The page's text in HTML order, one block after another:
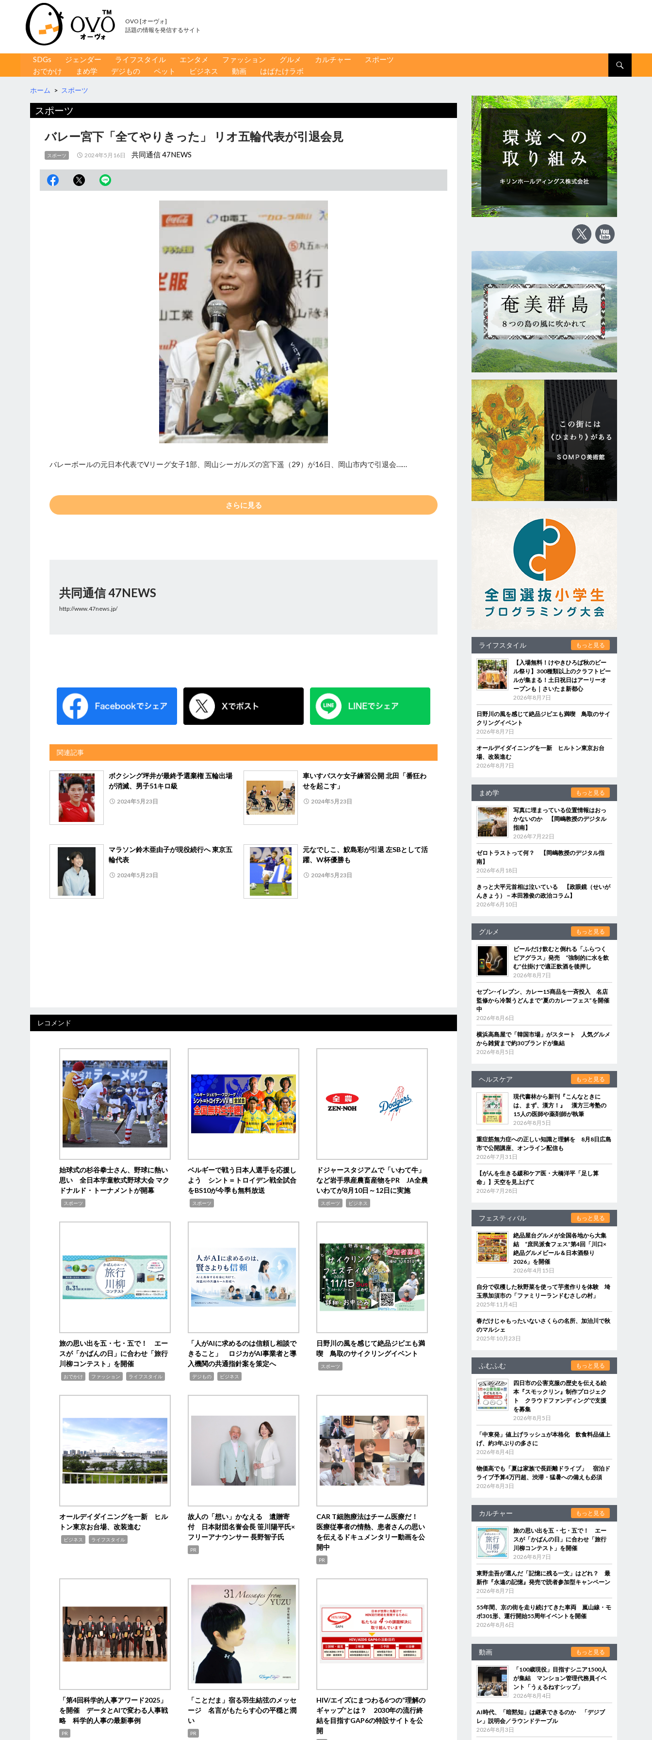
OVO [オーヴォ]
話題の情報を発信するサイト
コンテンツへ移動
SDGs ジェンダー ライフスタイル エンタメ ファッション グルメ カルチャー
スポーツ
おでかけ
まめ学 デジもの ペット ビジネス 動画 はばたけラボ
ホーム > スポーツ
スポーツ
バレー宮下「全てやりきった」 リオ五輪代表が引退会見
スポーツ 2024年5月16日 共同通信 47NEWS
バレーボールの元日本代表でVリーグ女子1部、岡山シーガルズの宮下遥（29）が16日、岡山市内で引退会……
さらに見る
共同通信 47NEWS
http://www.47news.jp/
関連記事
ボクシング坪井が最終予選棄権 五輪出場
が消滅、男子51キロ級
2024年5月23日
車いすバスケ女子練習公開 北田「番狂わ
せを起こす」
2024年5月23日
マラソン鈴木亜由子が現役続行へ 東京五
輪代表
2024年5月23日
元なでしこ、鮫島彩が引退 左SBとして活
躍、W杯優勝も
2024年5月23日
レコメンド
始球式の杉谷拳士さん、野球に熱い
思い 全日本学童軟式野球大会 マク
ドナルド・トーナメントが開幕
スポーツ
ベルギーで戦う日本人選手を応援し
よう シント＝トロイデン戦全試合
をBS10が今季も無料放送
スポーツ
ドジャースタジアムで「いわて牛」
など岩手県産農畜産物をPR JA全農
いわてが8月10日～12日に実施
スポーツ ビジネス
旅の思い出を五・七・五で！ エー
スが「かばんの日」に合わせ「旅行
川柳コンテスト」を開催
おでかけ ファッション ライフスタイル
「人がAIに求めるのは信頼し相談で
きること」 ロジカがAI事業者と導
入機関の共通指針案を策定へ
デジもの ビジネス
日野川の風を感じて絶品ジビエも満
喫 鳥取のサイクリングイベント
スポーツ
オールデイダイニングを一新 ヒル
トン東京お台場、改装進む
ビジネス ライフスタイル
故人の「想い」かなえる 遺贈寄
付 日本財団名誉会長 笹川陽平氏×
フリーアナウンサー 長野智子氏
PR
CAR T細胞療法はチーム医療だ！
医療従事者の情熱、患者さんの思い
を伝えるドキュメンタリー動画を公
開中
PR
「第4回科学的人事アワード2025」
を開催 データとAIで変わる人事戦
略 科学的人事の最新事例
PR
「ことだま」宿る羽生結弦のメッセ
ージ 名言がもたらす心の平穏と潤
い
PR
HIV/エイズにまつわる6つの“理解の
ギャップ”とは？ 2030年の流行終
結を目指すGAP6の特設サイトを公
開
ライフスタイル もっと見る
【入場無料！けやきひろば秋のビー
ル祭り】300種類以上のクラフトビー
ルが集まる！土日祝日はアーリーオ
ープンも｜さいたま新都心
2026年8月7日
日野川の風を感じて絶品ジビエも満喫 鳥取のサイ
クリングイベント
2026年8月7日
オールデイダイニングを一新 ヒルトン東京お台
場、改装進む
2026年8月7日
まめ学 もっと見る
写真に埋まっている位置情報はおっ
かないのか 【岡嶋教授のデジタル
指南】
2026年7月22日
ゼロトラストって何？ 【岡嶋教授のデジタル指
南】
2026年6月18日
きっと大平元首相は泣いている 【政眼鏡（せいが
んきょう）－本田雅俊の政治コラム】
2026年6月10日
グルメ もっと見る
ビールだけ飲むと倒れる「ふらつく
ビアグラス」発売 “強制的に水を飲
む”仕掛けで適正飲酒を後押し
2026年8月7日
セブン‐イレブン、カレー15商品を一斉投入 名店
監修から冷製うどんまで“夏のカレーフェス”を開催
中
2026年8月6日
横浜高島屋で「韓国市場」がスタート 人気グルメ
から雑貨まで約30ブランドが集結
2026年8月5日
ヘルスケア もっと見る
現代書林から新刊『こんなときに
は、まず、漢方！』 漢方三考塾の
15人の医師や薬剤師が執筆
2026年8月5日
重症筋無力症への正しい知識と理解を 8月8日広島
市で公開講座、オンライン配信も
2026年7月31日
【がんを生きる緩和ケア医・大橋洋平「足し算
命」】天空を見上げて
2026年7月28日
フェスティバル もっと見る
絶品屋台グルメが全国各地から大集
結 “庶民派食フェス”第4回「川口×
絶品グルメビール＆日本酒祭り
2026」を開催
2026年4月15日
自分で収穫した秋野菜を使って芋煮作りを体験 埼
玉県加須市の「ファミリーランドむさしの村」
2025年11月4日
春だけじゃもったいないさくらの名所、加治川で秋
のマルシェ
2025年10月23日
ふむふむ もっと見る
四日市の公害克服の歴史を伝える絵
本『スモックリン』制作プロジェク
ト クラウドファンディングで支援
を募集
2026年8月5日
「中東発」値上げラッシュが本格化 飲食料品値上
げ、約3年ぶりの多さに
2026年8月4日
物価高でも「夏は家族で長距離ドライブ」 宿泊ド
ライブ予算4万円超、渋滞・猛暑への備えも必須
2026年8月3日
カルチャー もっと見る
旅の思い出を五・七・五で！ エー
スが「かばんの日」に合わせ「旅行
川柳コンテスト」を開催
2026年8月7日
東野圭吾が選んだ「記憶に残る一文」はどれ？ 最
新作『永遠の記憶』発売で読者参加型キャンペーン
2026年8月7日
55年間、京の街を走り続けてきた車両 嵐山線・モ
ボ301形、運行開始55周年イベントを開催
2026年8月6日
動画 もっと見る
「100歳現役」目指すシニア1500人
が集結 マンション管理代務員イベ
ント「うぇるねすシップ」
2026年8月4日
AI時代、「暗黙知」は継承できるのか 「デジブ
レ」説明会／ラウンドテーブル
2026年8月3日